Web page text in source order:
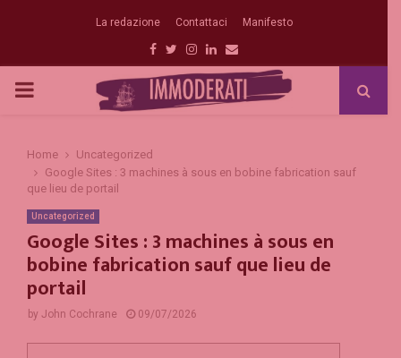
La redazione Contattaci Manifesto
Facebook
Twitter
Instagram
Linkedin
Email
PRIMARY
Home
Uncategorized
Google Sites : 3 machines à sous en bobine fabrication sauf
que lieu de portail
Uncategorized
Google Sites : 3 machines à sous en
bobine fabrication sauf que lieu de
portail
by John Cochrane 09/07/2026